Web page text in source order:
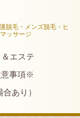
脱毛・メンズ脱毛・ヒ
ッサージ
エステ
事項※
あり）